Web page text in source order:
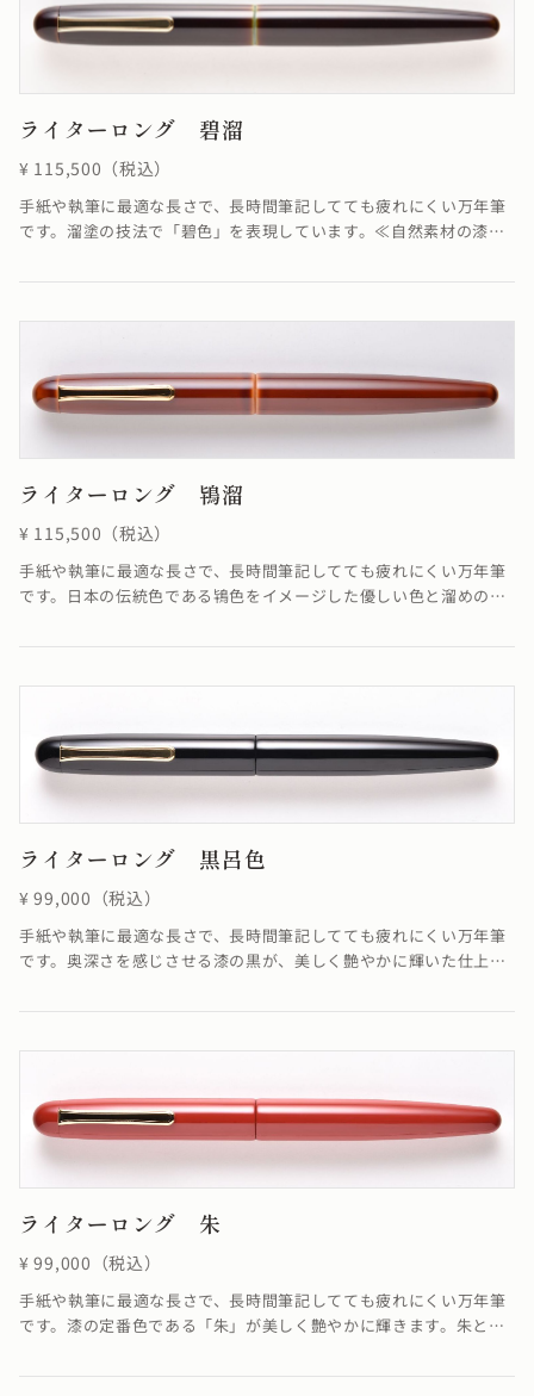
ライターロング 碧溜
¥ 115,500（税込）
手紙や執筆に最適な長さで、長時間筆記してても疲れにくい万年筆
です。溜塗の技法で「碧色」を表現しています。≪自然素材の漆を
す≫
ライターロング 鴇溜
¥ 115,500（税込）
手紙や執筆に最適な長さで、長時間筆記してても疲れにくい万年筆
です。日本の伝統色である鴇色をイメージした優しい色と溜めの落
す。鴇溜の「溜塗り」とは、透けによって漆のたまり状態がよく見
ライターロング 黒呂色
¥ 99,000（税込）
手紙や執筆に最適な長さで、長時間筆記してても疲れにくい万年筆
です。奥深さを感じさせる漆の黒が、美しく艶やかに輝いた仕上が
い黒色を指します。漆の塗りの技法のひとつである呂色塗からきた
ライターロング 朱
¥ 99,000（税込）
手紙や執筆に最適な長さで、長時間筆記してても疲れにくい万年筆
です。漆の定番色である「朱」が美しく艶やかに輝きます。朱とは
で、中国や日本の伝統色として古代より宮殿や神社仏閣に多く用い